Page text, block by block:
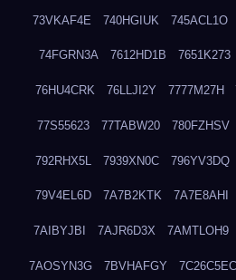
73VKAF4E 740HGIUK 745ACL1O
74FGRN3A 7612HD1B 7651K273
76HU4CRK 76LLJI2Y 7777M27H
77S55623 77TABW20 780FZHSV
792RHX5L 7939XN0C 796YV3DQ
79V4EL6D 7A7B2KTK 7A7E8AHI
7AIBYJBI 7AJR6D3X 7AMTLOH9
7AOSYN3G 7BVHAFGY 7C26C5EC